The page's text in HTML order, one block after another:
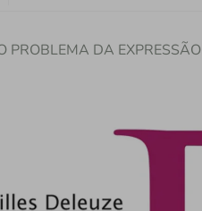
PROBLEMA DA EXPRESSÃO